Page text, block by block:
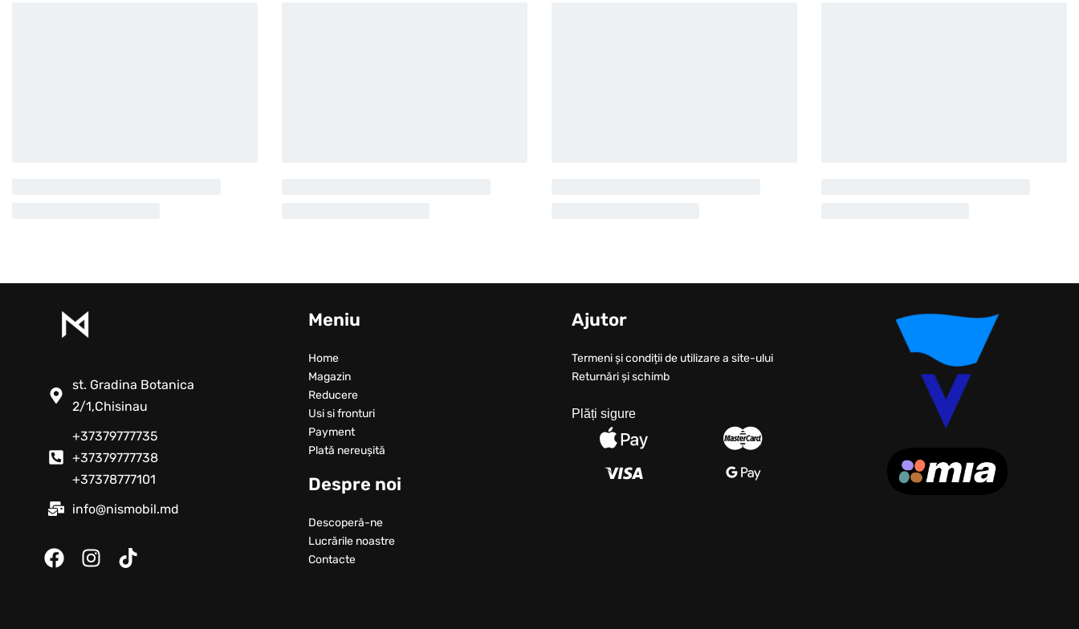
st. Gradina Botanica
2/1,Chisinau
+37379777735
+37379777738
+37378777101
info@nismobil.md
Meniu
Home
Magazin
Reducere
Usi si fronturi
Payment
Plată nereușită
Despre noi
Descoperă-ne
Lucrările noastre
Contacte
Ajutor
Termeni și condiții de utilizare a site-ului
Returnări și schimb
Plăți sigure